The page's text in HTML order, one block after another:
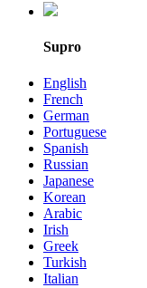
Supro
English
French
German
Portuguese
Spanish
Russian
Japanese
Korean
Arabic
Irish
Greek
Turkish
Italian